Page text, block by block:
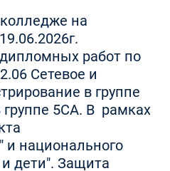
на
работ по
Сетевое и
в группе
группе 5СА. В рамках
и национального
дети". Защита